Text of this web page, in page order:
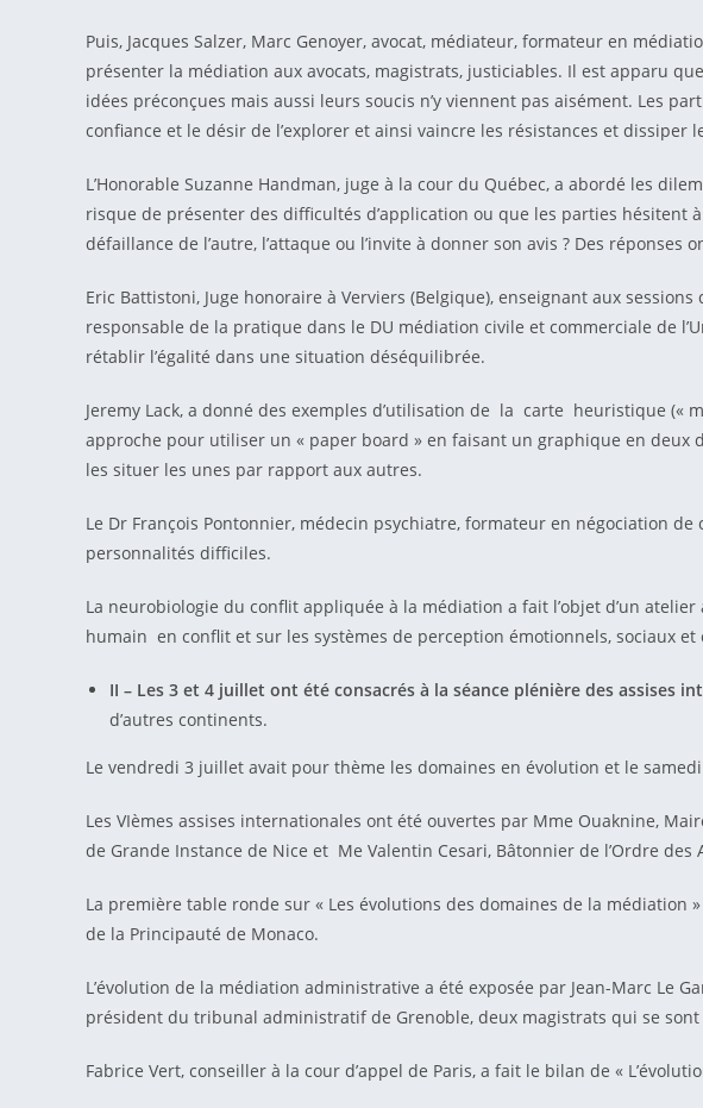
Puis, Jacques Salzer, Marc Genoyer, avocat, médiateur, formateur en
présenter la médiation aux avocats, magistrats, justiciables. Il est apparu
idées préconçues mais aussi leurs soucis n’y viennent pas aisément. Les
confiance et le désir de l’explorer et ainsi vaincre les résistances et
L’Honorable Suzanne Handman, juge à la cour du Québec, a abordé les
risque de présenter des difficultés d’application ou que les parties hésitent
défaillance de l’autre, l’attaque ou l’invite à donner son avis ? Des réponses
Eric Battistoni, Juge honoraire à Verviers (Belgique), enseignant aux
responsable de la pratique dans le DU médiation civile et commerciale de
rétablir l’égalité dans une situation déséquilibrée.
Jeremy Lack, a donné des exemples d’utilisation de la carte heuristique («
approche pour utiliser un « paper board » en faisant un graphique en
les situer les unes par rapport aux autres.
Le Dr François Pontonnier, médecin psychiatre, formateur en négociation
personnalités difficiles.
La neurobiologie du conflit appliquée à la médiation a fait l’objet d’un
humain en conflit et sur les systèmes de perception émotionnels, sociaux
II – Les 3 et 4 juillet ont été consacrés à la séance plénière des assises
d’autres continents.
Le vendredi 3 juillet avait pour thème les domaines en évolution et le
Les VIèmes assises internationales ont été ouvertes par Mme Ouaknine,
de Grande Instance de Nice et Me Valentin Cesari, Bâtonnier de l’Ordre des
La première table ronde sur « Les évolutions des domaines de la médiation
de la Principauté de Monaco.
L’évolution de la médiation administrative a été exposée par Jean-Marc Le
président du tribunal administratif de Grenoble, deux magistrats qui se
Fabrice Vert, conseiller à la cour d’appel de Paris, a fait le bilan de «